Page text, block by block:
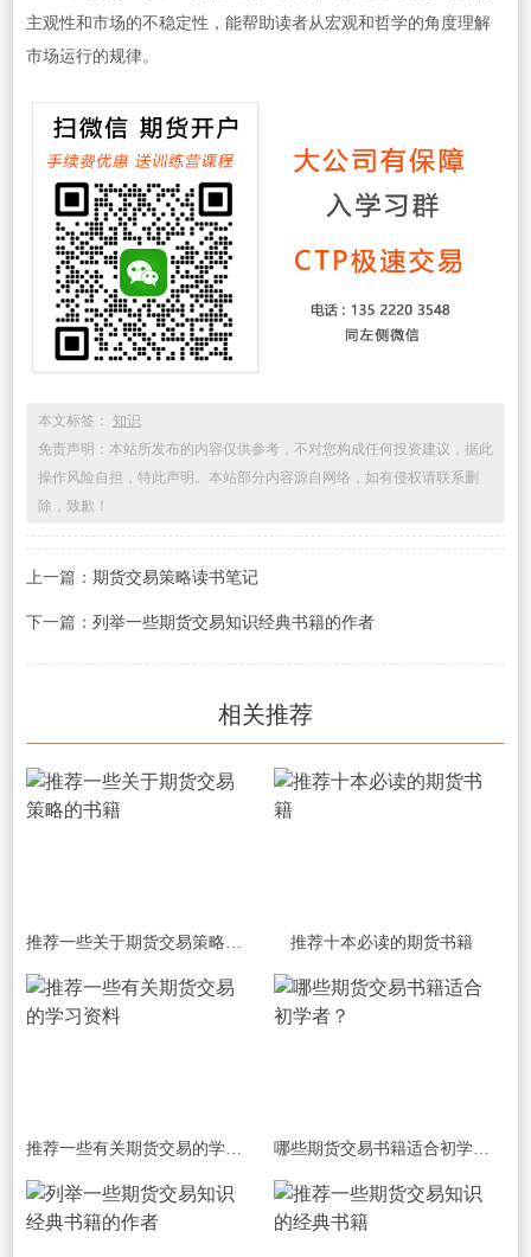
主观性和市场的不稳定性，能帮助读者从宏观和哲学的角度理解
市场运行的规律。
本文标签： 知识
免责声明：本站所发布的内容仅供参考，不对您构成任何投资建议，据此
操作风险自担，特此声明。本站部分内容源自网络，如有侵权请联系删
除，致歉！
上一篇： 期货交易策略读书笔记
下一篇： 列举一些期货交易知识经典书籍的作者
相关推荐
推荐一些关于期货交易策略的书籍 推荐十本必读的期货书籍
推荐一些有关期货交易的学习资料 哪些期货交易书籍适合初学者？